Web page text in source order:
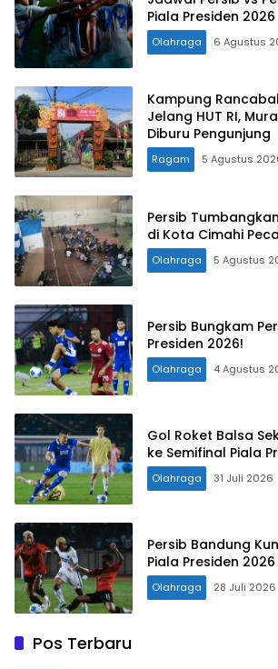
Piala Presiden 2026
Olahraga 6 Agustus
Kampung
Jelang HUT RI,
Diburu Pengunjung
Ragam 5 Agustus
Persib
di Kota Cimahi
Olahraga 5 Agustus
Persib Bungkam
Presiden 2026!
Olahraga 4 Agustus
Gol Roket Balsa
ke Semifinal Piala
Olahraga 31 Juli 2026
Persib Bandung
Piala Presiden 2026
Olahraga 28 Juli 2026
Pos Terbaru